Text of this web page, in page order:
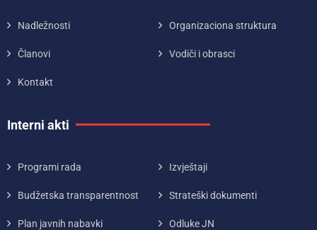
Nadležnosti Organizaciona struktura
Članovi Vodiči i obrasci
Kontakt
Interni akti
Programi rada Izvještaji
Budžetska transparentnost Strateški dokumenti
Plan javnih nabavki Odluke JN